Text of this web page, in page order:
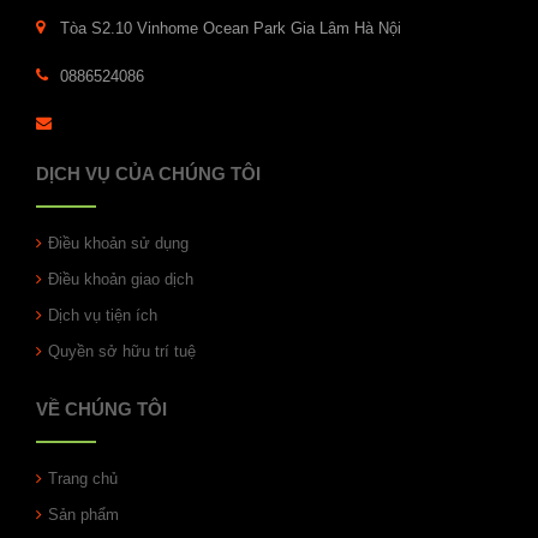
Tòa S2.10 Vinhome Ocean Park Gia Lâm Hà Nội
0886524086
DỊCH VỤ CỦA CHÚNG TÔI
Điều khoản sử dụng
Điều khoản giao dịch
Dịch vụ tiện ích
Quyền sở hữu trí tuệ
VỀ CHÚNG TÔI
Trang chủ
Sản phẩm